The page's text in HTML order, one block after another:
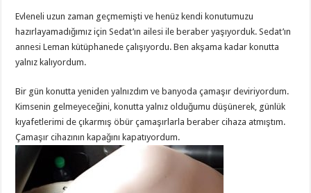
Evleneli uzun zaman geçmemişti ve henüz kendi konutumuzu
hazırlayamadığımız için Sedat’ın ailesi ile beraber yaşıyorduk. Sedat’ın
annesi Leman kütüphanede çalışıyordu. Ben akşama kadar konutta
yalnız kalıyordum.
Bir gün konutta yeniden yalnızdım ve banyoda çamaşır deviriyordum.
Kimsenin gelmeyeceğini, konutta yalnız olduğumu düşünerek, günlük
kıyafetlerimi de çıkarmış öbür çamaşırlarla beraber cihaza atmıştım.
Çamaşır cihazının kapağını kapatıyordum.